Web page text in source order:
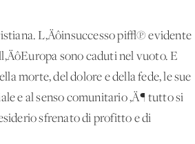
L‚Äôinsuccesso pi√π evidente
sono caduti nel vuoto. E
morte, del dolore e della fede, le sue
e al senso comunitario ‚Ä¶ tutto si
sfrenato di profitto e di